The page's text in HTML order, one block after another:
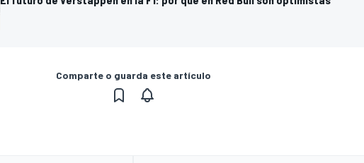
Comparte o guarda este artículo